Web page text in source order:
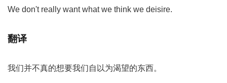
We don't really want what we think we deisire.
翻译
我们并不真的想要我们自以为渴望的东西。